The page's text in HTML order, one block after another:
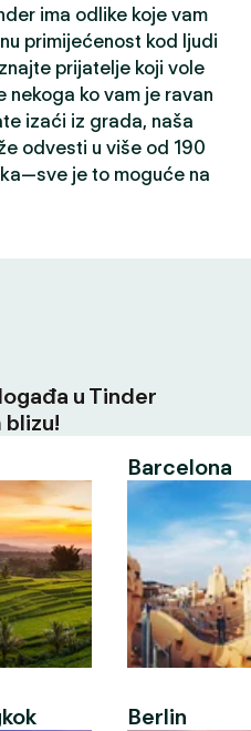
ima odlike koje vam
primijećenost kod ljudi
prijatelje koji vole
nekoga ko vam je ravan
izaći iz grada, naša
odvesti u više od 190
je to moguće na
u Tinder
blizu!
Barcelona
Berlin